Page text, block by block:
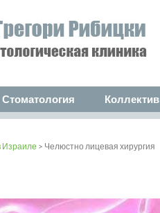
Стоматология Коллектив
Израиле > Челюстно лицевая хирургия